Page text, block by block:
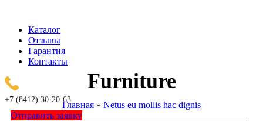
Каталог
Отзывы
Гарантия
Контакты
+7 (8412) 30-20-63
Отправить заявку
Furniture
Главная » Netus eu mollis hac dignis